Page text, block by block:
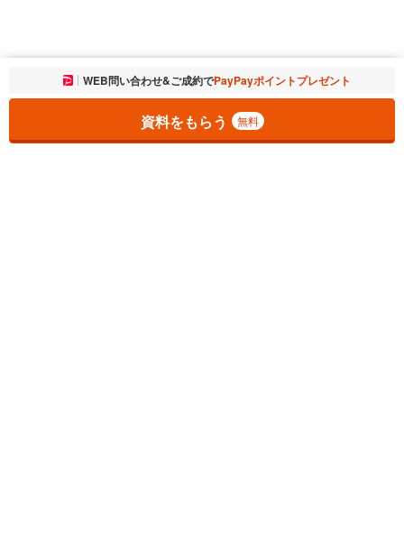
お気に入りに追加しました。 一覧を開く
WEB問い合わせ&ご成約でPayPayポイントプレゼント
資料をもらう 無料